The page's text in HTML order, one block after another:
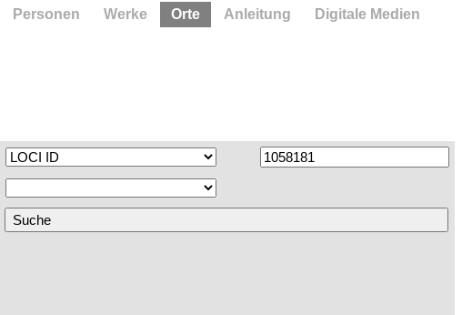
Personen Werke Orte Anleitung Digitale Medien